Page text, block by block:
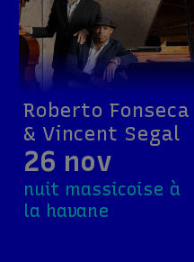
Roberto Fonseca
& Vincent Segal
26 nov
nuit massicoise à
la havane